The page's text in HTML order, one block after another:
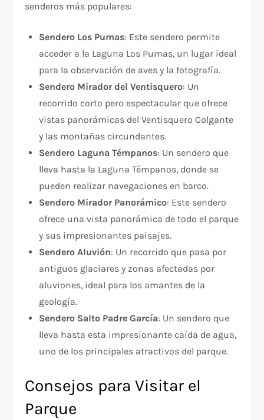
senderos más populares:
Sendero Los Pumas: Este sendero permite
acceder a la Laguna Los Pumas, un lugar ideal
para la observación de aves y la fotografía.
Sendero Mirador del Ventisquero: Un
recorrido corto pero espectacular que ofrece
vistas panorámicas del Ventisquero Colgante
y las montañas circundantes.
Sendero Laguna Témpanos: Un sendero que
lleva hasta la Laguna Témpanos, donde se
pueden realizar navegaciones en barco.
Sendero Mirador Panorámico: Este sendero
ofrece una vista panorámica de todo el parque
y sus impresionantes paisajes.
Sendero Aluvión: Un recorrido que pasa por
antiguos glaciares y zonas afectadas por
aluviones, ideal para los amantes de la
geología.
Sendero Salto Padre García: Un sendero que
lleva hasta esta impresionante caída de agua,
uno de los principales atractivos del parque.
Consejos para Visitar el
Parque